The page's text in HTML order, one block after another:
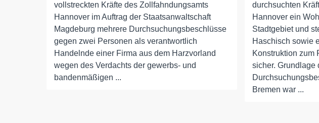
vollstreckten Kräfte des Zollfahndungsamts
Hannover im Auftrag der Staatsanwaltschaft
Magdeburg mehrere Durchsuchungsbeschlüsse
gegen zwei Personen als verantwortlich
Handelnde einer Firma aus dem Harzvorland
wegen des Verdachts der gewerbs- und
bandenmäßigen ...
durchsuchten
Hannover ein
Stadtgebiet und
Haschisch sowie
Konstruktion zum
sicher. Grundlage
Bremen war ...